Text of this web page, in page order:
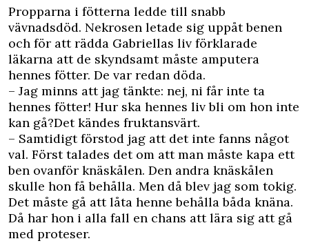
Propparna i fötterna ledde till snabb
vävnadsdöd. Nekrosen letade sig uppåt benen
och för att rädda Gabriellas liv förklarade
läkarna att de skyndsamt måste amputera
hennes fötter. De var redan döda.
– Jag minns att jag tänkte: nej, ni får inte ta
hennes fötter! Hur ska hennes liv bli om hon inte
kan gå?Det kändes fruktansvärt.
– Samtidigt förstod jag att det inte fanns något
val. Först talades det om att man måste kapa ett
ben ovanför knäskålen. Den andra knäskålen
skulle hon få behålla. Men då blev jag som tokig.
Det måste gå att låta henne behålla båda knäna.
Då har hon i alla fall en chans att lära sig att gå
med proteser.